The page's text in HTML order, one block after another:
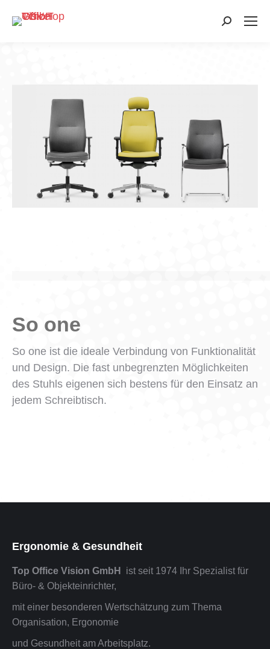
Search:
So one
So one ist die ideale Verbindung von Funktionalität
und Design. Die fast unbegrenzten Möglichkeiten
des Stuhls eigenen sich bestens für den Einsatz an
jedem Schreibtisch.
Ergonomie & Gesundheit
Top Office Vision GmbH
ist seit 1974 Ihr Spezialist für
Büro- & Objekteinrichter,
mit einer besonderen Wertschätzung zum Thema
Organisation, Ergonomie
und Gesundheit am Arbeitsplatz.